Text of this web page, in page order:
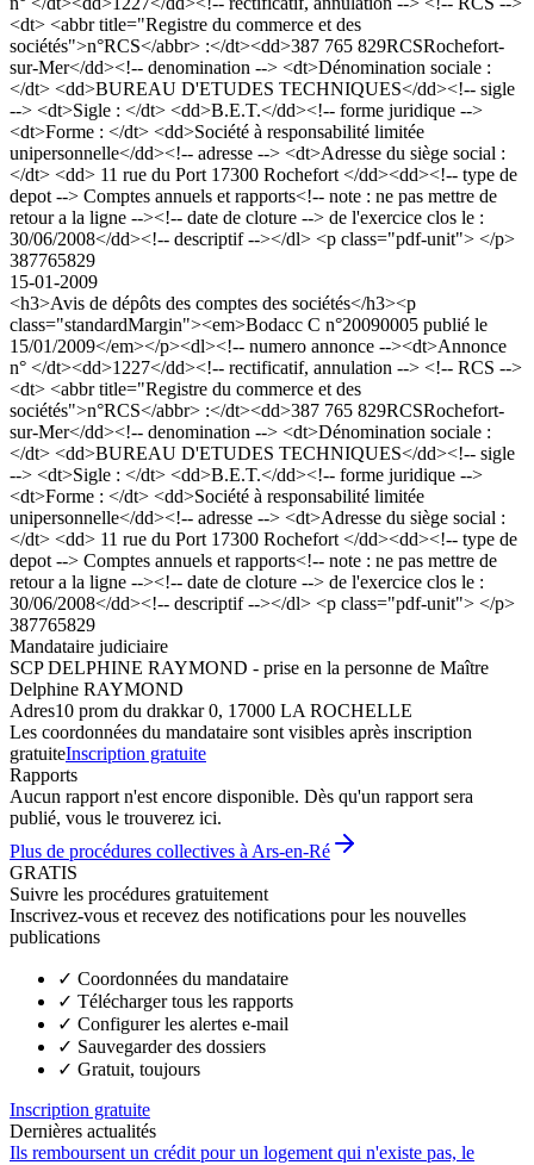
<dt> <abbr title="Registre du commerce et des
sociétés">n°RCS</abbr> :</dt><dd>387 765 829RCSRochefort-
sur-Mer</dd><!-- denomination --> <dt>Dénomination sociale :
</dt> <dd>BUREAU D'ETUDES TECHNIQUES</dd><!-- sigle
--> <dt>Sigle : </dt> <dd>B.E.T.</dd><!-- forme juridique -->
<dt>Forme : </dt> <dd>Société à responsabilité limitée
unipersonnelle</dd><!-- adresse --> <dt>Adresse du siège social :
</dt> <dd> 11 rue du Port 17300 Rochefort </dd><dd><!-- type de
depot --> Comptes annuels et rapports<!-- note : ne pas mettre de
retour a la ligne --><!-- date de cloture --> de l'exercice clos le :
30/06/2008</dd><!-- descriptif --></dl> <p class="pdf-unit"> </p>
387765829
15-01-2009
<h3>Avis de dépôts des comptes des sociétés</h3><p
class="standardMargin"><em>Bodacc C n°20090005 publié le
15/01/2009</em></p><dl><!-- numero annonce --><dt>Annonce
n° </dt><dd>1227</dd><!-- rectificatif, annulation --> <!-- RCS -->
<dt> <abbr title="Registre du commerce et des
sociétés">n°RCS</abbr> :</dt><dd>387 765 829RCSRochefort-
sur-Mer</dd><!-- denomination --> <dt>Dénomination sociale :
</dt> <dd>BUREAU D'ETUDES TECHNIQUES</dd><!-- sigle
--> <dt>Sigle : </dt> <dd>B.E.T.</dd><!-- forme juridique -->
<dt>Forme : </dt> <dd>Société à responsabilité limitée
unipersonnelle</dd><!-- adresse --> <dt>Adresse du siège social :
</dt> <dd> 11 rue du Port 17300 Rochefort </dd><dd><!-- type de
depot --> Comptes annuels et rapports<!-- note : ne pas mettre de
retour a la ligne --><!-- date de cloture --> de l'exercice clos le :
30/06/2008</dd><!-- descriptif --></dl> <p class="pdf-unit"> </p>
387765829
Mandataire judiciaire
SCP DELPHINE RAYMOND - prise en la personne de Maître
Delphine RAYMOND
Adres10 prom du drakkar 0, 17000 LA ROCHELLE
Les coordonnées du mandataire sont visibles après inscription
gratuiteInscription gratuite
Rapports
Aucun rapport n'est encore disponible. Dès qu'un rapport sera
publié, vous le trouverez ici.
Plus de procédures collectives à Ars-en-Ré
GRATIS
Suivre les procédures gratuitement
Inscrivez-vous et recevez des notifications pour les nouvelles
publications
✓ Coordonnées du mandataire
✓ Télécharger tous les rapports
✓ Configurer les alertes e-mail
✓ Sauvegarder des dossiers
✓ Gratuit, toujours
Inscription gratuite
Dernières actualités
Ils remboursent un crédit pour un logement qui n'existe pas, le